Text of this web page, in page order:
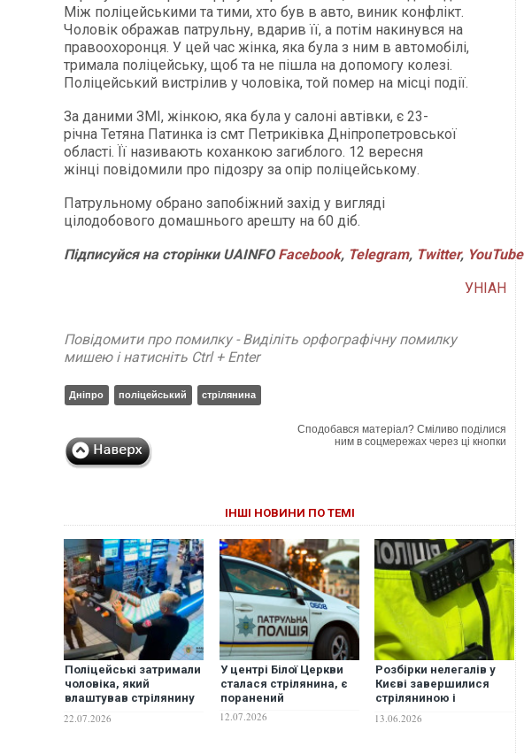
Між поліцейськими та тими, хто був в авто, виник конфлікт.
Чоловік ображав патрульну, вдарив її, а потім накинувся на
правоохоронця. У цей час жінка, яка була з ним в автомобілі,
тримала поліцейську, щоб та не пішла на допомогу колезі.
Поліцейський вистрілив у чоловіка, той помер на місці події.
За даними ЗМІ, жінкою, яка була у салоні автівки, є 23-
річна Тетяна Патинка із смт Петриківка Дніпропетровської
області. Її називають коханкою загиблого. 12 вересня
жінці повідомили про підозру за опір поліцейському.
Патрульному обрано запобіжний захід у вигляді
цілодобового домашнього арешту на 60 діб.
Підписуйся на сторінки UAINFO Facebook, Telegram, Twitter, YouTube
УНІАН
Повідомити про помилку - Виділіть орфографічну помилку
мишею і натисніть Ctrl + Enter
Дніпро поліцейський стрілянина
Сподобався матеріал? Сміливо поділися
ним в соцмережах через ці кнопки
ІНШІ НОВИНИ ПО ТЕМІ
Поліцейські затримали
чоловіка, який
влаштував стрілянину
Оболонському районі
22.07.2026
У центрі Білої Церкви
сталася стрілянина, є
поранений
12.07.2026
Розбірки нелегалів у
Києві завершилися
стріляниною і
13.06.2026